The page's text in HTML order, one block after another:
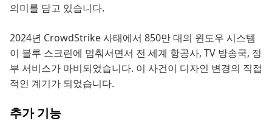
의미를 담고 있습니다.
2024년 CrowdStrike 사태에서 850만 대의 윈도우 시스템
이 블루 스크린에 멈춰서면서 전 세계 항공사, TV 방송국, 정
부 서비스가 마비되었습니다. 이 사건이 디자인 변경의 직접
적인 계기가 되었습니다.
추가 기능